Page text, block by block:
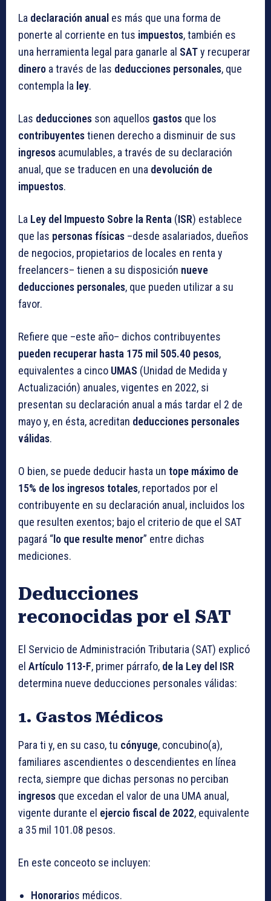
La declaración anual es más que una forma de
ponerte al corriente en tus impuestos, también es
una herramienta legal para ganarle al SATy recuperar
dinero a través de las deducciones personales, que
contempla la ley.
Las deducciones son aquellos gastos que los
contribuyentestienen derecho a disminuir de sus
ingresos acumulables, a través de su declaración
anual, que se traducen en una devolución de
impuestos.
La Ley del Impuesto Sobre la Renta (ISR) establece
que las personas físicas –desde asalariados, dueños
de negocios, propietarios de locales en renta y
freelancers– tienen a su disposición nueve
deducciones personales, que pueden utilizar a su
favor.
Refiere que –este año– dichos contribuyentes
pueden recuperar hasta 175 mil 505.40 pesos,
equivalentes a cinco UMAS (Unidad de Medida y
Actualización) anuales, vigentes en 2022, si
presentan su declaración anual a más tardar el 2 de
mayo y, en ésta, acreditan deducciones personales
válidas.
O bien, se puede deducir hasta un tope máximo de
15% de los ingresos totales, reportados por el
contribuyente en su declaración anual, incluidos los
que resulten exentos; bajo el criterio de que el SAT
pagará “ lo que resulte menor” entre dichas
mediciones.
Deducciones
reconocidas por el SAT
El Servicio de Administración Tributaria (SAT) explicó
el Artículo 113-F, primer párrafo, de la Ley del ISR
determina nueve deducciones personales válidas:
1. Gastos Médicos
Para ti y, en su caso, tu cónyuge, concubino(a),
familiares ascendientes o descendientes en línea
recta, siempre que dichas personas no perciban
ingresos que excedan el valor de una UMA anual,
vigente durante el ejercio fiscal de 2022, equivalente
a 35 mil 101.08 pesos.
En este conceoto se incluyen:
Honorarios médicos.